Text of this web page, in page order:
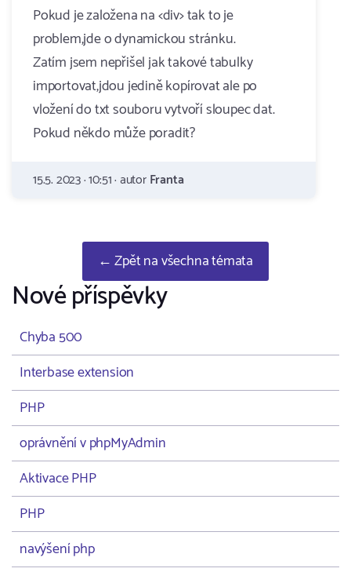
Pokud je založena na <div> tak to je
problem,jde o dynamickou stránku.
Zatím jsem nepřišel jak takové tabulky
importovat,jdou jedině kopírovat ale po
vložení do txt souboru vytvoří sloupec dat.
Pokud někdo může poradit?
15.5. 2023 · 10:51 · autorFranta
← Zpět na všechna témata
Nové příspěvky
Chyba 500
Interbase extension
PHP
oprávnění v phpMyAdmin
Aktivace PHP
PHP
navýšení php